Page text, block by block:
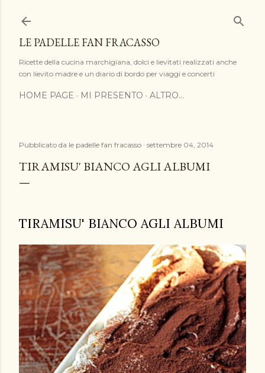
LE PADELLE FAN FRACASSO
Ricette della cucina marchigiana, dolci e lievitati realizzati anche
con lievito madre e un diario di bordo per viaggi e concerti
HOME PAGE MI PRESENTO ALTRO…
Pubblicato da le padelle fan fracasso settembre 04, 2014
TIRAMISU' BIANCO AGLI ALBUMI
TIRAMISU' BIANCO AGLI ALBUMI